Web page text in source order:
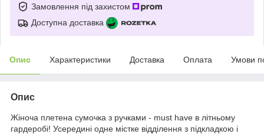
Замовлення під захистом
Доступна доставка
Опис Характеристики Доставка Оплата Умови
Опис
Жіноча плетена сумочка з ручками - must have в літньому
гардеробі! Усередині одне містке відділення з підкладкою і